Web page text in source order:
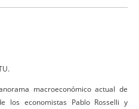
macroeconómico actual de
los economistas Pablo Rosselli y